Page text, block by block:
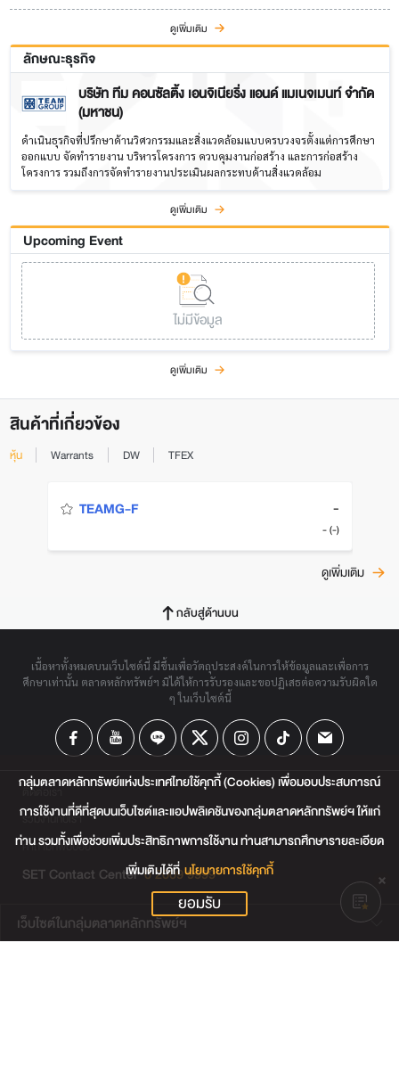
ดูเพิ่มเติม
ลักษณะธุรกิจ
บริษัท ทีม คอนซัลติ้ง เอนจิเนียริ่ง แอนด์ แมเนจเมนท์ จำกัด
(มหาชน)
ดำเนินธุรกิจที่ปรึกษาด้านวิศวกรรมและสิ่งแวดล้อมแบบครบวงจรตั้งแต่การศึกษา
ออกแบบ จัดทำรายงาน บริหารโครงการ ควบคุมงานก่อสร้าง และการก่อสร้าง
โครงการ รวมถึงการจัดทำรายงานประเมินผลกระทบด้านสิ่งแวดล้อม
ดูเพิ่มเติม
Upcoming Event
ไม่มีข้อมูล
ดูเพิ่มเติม
สินค้าที่เกี่ยวข้อง
หุ้น Warrants DW TFEX
TEAMG-F -
- (-)
ดูเพิ่มเติม
กลับสู่ด้านบน
เนื้อหาทั้งหมดบนเว็บไซต์นี้ มีขึ้นเพื่อวัตถุประสงค์ในการให้ข้อมูลและเพื่อการ
ศึกษาเท่านั้น ตลาดหลักทรัพย์ฯ มิได้ให้การรับรองและขอปฏิเสธต่อความรับผิดใด
ๆ ในเว็บไซต์นี้
ติดต่อเรา
ร่วมงานกับเรา
คำถามที่พบบ่อย
SET Contact Center 0 2009 9999
เว็บไซต์ในกลุ่มตลาดหลักทรัพย์ฯ
กลุ่มตลาดหลักทรัพย์แห่งประเทศไทยใช้คุกกี้ (Cookies) เพื่อมอบประสบการณ์
การใช้งานที่ดีที่สุดบนเว็บไซต์และแอปพลิเคชันของกลุ่มตลาดหลักทรัพย์ฯ ให้แก่
ท่าน รวมทั้งเพื่อช่วยเพิ่มประสิทธิภาพการใช้งาน ท่านสามารถศึกษารายละเอียด
เพิ่มเติมได้ที่นโยบายการใช้คุกกี้
ยอมรับ